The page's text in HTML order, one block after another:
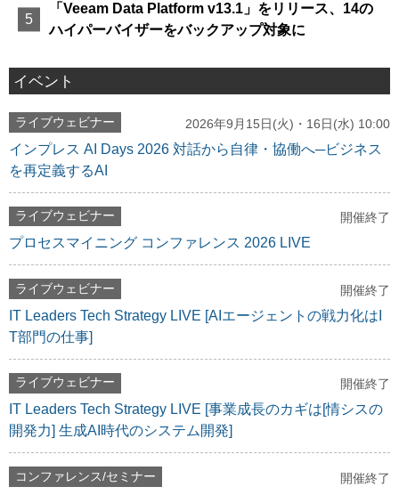
「Veeam Data Platform v13.1」をリリース、14の
ハイパーバイザーをバックアップ対象に
イベント
ライブウェビナー 2026年9月15日(火)・16日(水) 10:00
インプレス AI Days 2026 対話から自律・協働へ─ビジネス
を再定義するAI
ライブウェビナー 開催終了
プロセスマイニング コンファレンス 2026 LIVE
ライブウェビナー 開催終了
IT Leaders Tech Strategy LIVE [AIエージェントの戦力化はI
T部門の仕事]
ライブウェビナー 開催終了
IT Leaders Tech Strategy LIVE [事業成長のカギは[情シスの
開発力] 生成AI時代のシステム開発]
コンファレンス/セミナー 開催終了